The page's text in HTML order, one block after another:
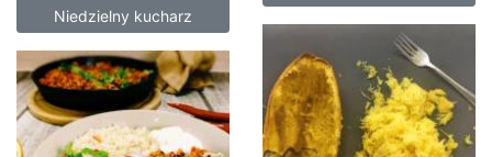
Niedzielny kucharz